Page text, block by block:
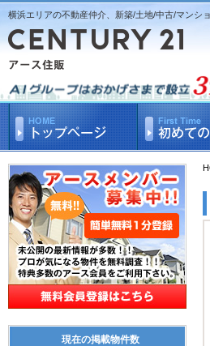
横浜エリアの不動産仲介、新築/土地/中古/マンシ
現在の掲載物件数